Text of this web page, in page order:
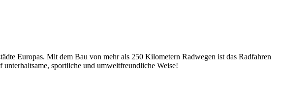
Europas. Mit dem Bau von mehr als 250 Kilometern Radwegen ist das Radfahren
sportliche und umweltfreundliche Weise!